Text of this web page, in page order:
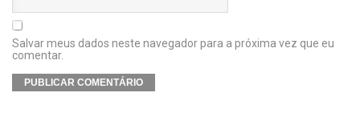
Salvar meus dados neste navegador para a próxima vez que eu
comentar.